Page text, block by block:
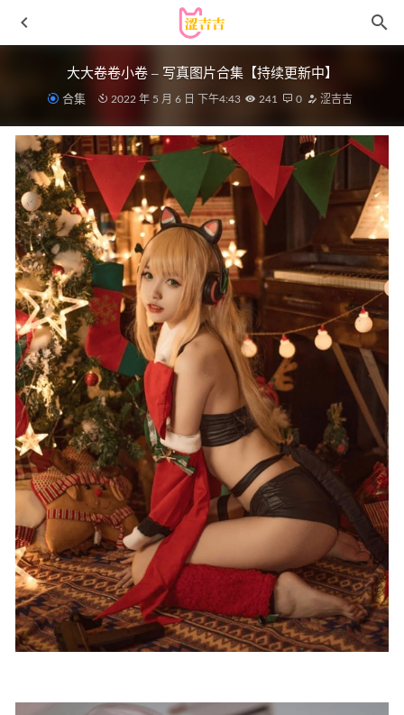
大大卷卷小卷 – 写真图片合集【持续更新中】
合集 2022 年 5 月 6 日 下午4:43 241 0 涩吉吉
[微密圈]阿色 – 情趣内衣 [12P2V-58M]
2024-05-14
[Xiuren秀人网]2025.06.17 NO.10423 袁圆[67+1P/799MB]
2026-01-09
小仓千代w – NO.059 天城 红鸢的闲暇片刻[24P-58M]
2023-
10-16
[微密圈]白龙猫女 – 公寓里的肉丝[29P3V-96MB]
2025-07-19
女主K – NO.44 蓝色泳装女仆[94P-362M] 2024-04-20